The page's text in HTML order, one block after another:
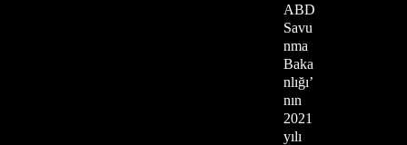
ABD
Savu
nma
Baka
nlığı’
nın
2021
yılı